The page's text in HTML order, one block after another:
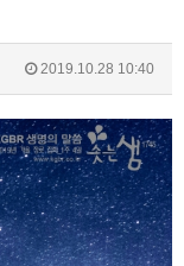
2019.10.28 10:40